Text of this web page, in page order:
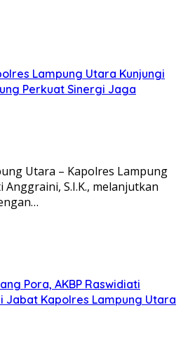
Lampung Utara Kunjungi
Perkuat Sinergi Jaga
Utara – Kapolres Lampung
Anggraini, S.I.K., melanjutkan
Pora, AKBP Raswidiati
Jabat Kapolres Lampung Utara